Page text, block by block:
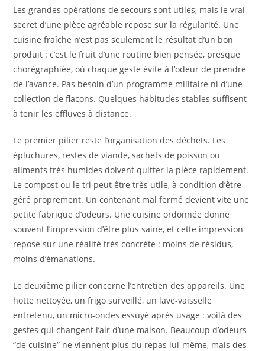
Les grandes opérations de secours sont utiles, mais le vrai
secret d’une pièce agréable repose sur la régularité. Une
cuisine fraîche n’est pas seulement le résultat d’un bon
produit : c’est le fruit d’une routine bien pensée, presque
chorégraphiée, où chaque geste évite à l’odeur de prendre
de l’avance. Pas besoin d’un programme militaire ni d’une
collection de flacons. Quelques habitudes stables suffisent
à tenir les effluves à distance.
Le premier pilier reste l’organisation des déchets. Les
épluchures, restes de viande, sachets de poisson ou
aliments très humides doivent quitter la pièce rapidement.
Le compost ou le tri peut être très utile, à condition d’être
géré proprement. Un contenant mal fermé devient vite une
petite fabrique d’odeurs. Une cuisine ordonnée donne
souvent l’impression d’être plus saine, et cette impression
repose sur une réalité très concrète : moins de résidus,
moins d’émanations.
Le deuxième pilier concerne l’entretien des appareils. Une
hotte nettoyée, un frigo surveillé, un lave-vaisselle
entretenu, un micro-ondes essuyé après usage : voilà des
gestes qui changent l’air d’une maison. Beaucoup d’odeurs
“de cuisine” ne viennent plus du repas lui-même, mais des